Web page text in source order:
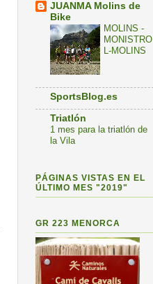
JUANMA Molins de
Bike
MOLINS -
MONISTRO
L-MOLINS
SportsBlog.es
Triatlón
1 mes para la triatlón de
la Vila
PÁGINAS VISTAS EN EL
ÚLTIMO MES "2019"
GR 223 MENORCA